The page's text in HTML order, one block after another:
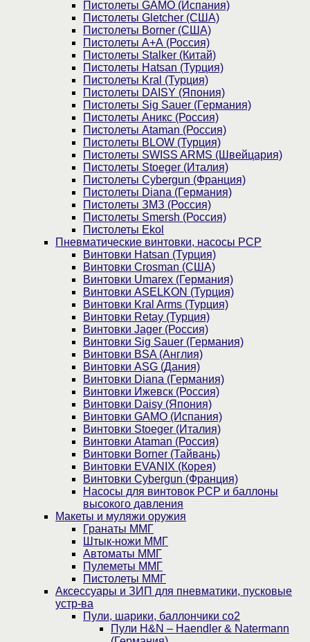
Пистолеты GAMO (Испания)
Пистолеты Gletcher (США)
Пистолеты Borner (США)
Пистолеты А+А (Россия)
Пистолеты Stalker (Китай)
Пистолеты Hatsan (Турция)
Пистолеты Kral (Турция)
Пистолеты DAISY (Япония)
Пистолеты Sig Sauer (Германия)
Пистолеты Аникс (Россия)
Пистолеты Ataman (Россия)
Пистолеты BLOW (Турция)
Пистолеты SWISS ARMS (Швейцария)
Пистолеты Stoeger (Италия)
Пистолеты Cybergun (Франция)
Пистолеты Diana (Германия)
Пистолеты ЗМЗ (Россия)
Пистолеты Smersh (Россия)
Пистолеты Ekol
Пневматические винтовки, насосы PCP
Винтовки Hatsan (Турция)
Винтовки Crosman (США)
Винтовки Umarex (Германия)
Винтовки ASELKON (Турция)
Винтовки Kral Arms (Турция)
Винтовки Retay (Турция)
Винтовки Jager (Россия)
Винтовки Sig Sauer (Германия)
Винтовки BSA (Англия)
Винтовки ASG (Дания)
Винтовки Diana (Германия)
Винтовки Ижевск (Россия)
Винтовки Daisy (Япония)
Винтовки GAMO (Испания)
Винтовки Stoeger (Италия)
Винтовки Ataman (Россия)
Винтовки Borner (Тайвань)
Винтовки EVANIX (Корея)
Винтовки Cybergun (Франция)
Насосы для винтовок PCP и баллоны
высокого давления
Макеты и муляжи оружия
Гранаты ММГ
Штык-ножи ММГ
Автоматы ММГ
Пулеметы ММГ
Пистолеты ММГ
Аксессуары и ЗИП для пневматики, пусковые
устр-ва
Пули, шарики, баллончики со2
Пули H&N – Haendler & Natermann